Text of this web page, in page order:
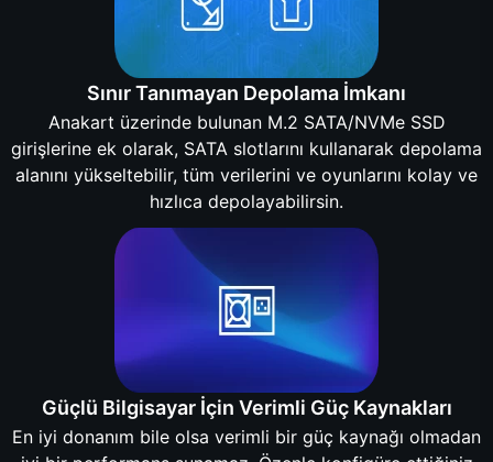
Sınır Tanımayan Depolama İmkanı
Anakart üzerinde bulunan M.2 SATA/NVMe SSD
girişlerine ek olarak, SATA slotlarını kullanarak depolama
alanını yükseltebilir, tüm verilerini ve oyunlarını kolay ve
hızlıca depolayabilirsin.
Güçlü Bilgisayar İçin Verimli Güç Kaynakları
En iyi donanım bile olsa verimli bir güç kaynağı olmadan